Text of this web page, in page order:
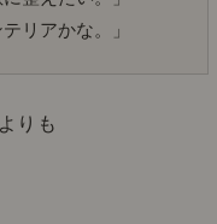
リアかな。」
りも